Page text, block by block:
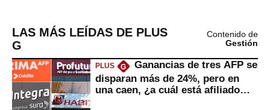
LAS MÁS LEÍDAS DE PLUS
G
Contenido de
Gestión
PLUS G
Ganancias de tres AFP se
disparan más de 24%, pero en
una caen, ¿a cuál está afiliado